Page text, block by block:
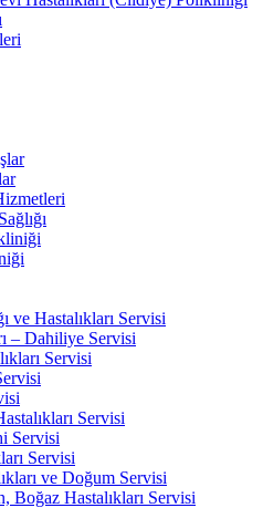
ve Hastalıkları Servisi
– Dahiliye Servisi
Servisi
Servisi
Servisi
Servisi
ve Doğum Servisi
Boğaz Hastalıkları Servisi